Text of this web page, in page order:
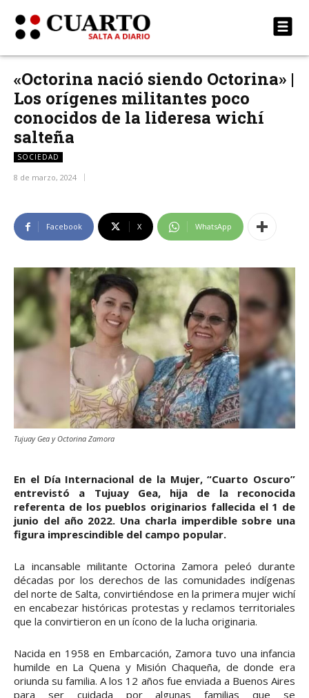
«Octorina nació siendo Octorina» |
Los orígenes militantes poco
conocidos de la lideresa wichí
salteña
SOCIEDAD
8 de marzo, 2024
Facebook X WhatsApp
Tujuay Gea y Octorina Zamora
En el Día Internacional de la Mujer, “Cuarto Oscuro”
entrevistó a Tujuay Gea, hija de la reconocida
referenta de los pueblos originarios fallecida el 1 de
junio del año 2022. Una charla imperdible sobre una
figura imprescindible del campo popular.
La incansable militante Octorina Zamora peleó durante
décadas por los derechos de las comunidades indígenas
del norte de Salta, convirtiéndose en la primera mujer wichí
en encabezar históricas protestas y reclamos territoriales
que la convirtieron en un ícono de la lucha originaria.
Nacida en 1958 en Embarcación, Zamora tuvo una infancia
humilde en La Quena y Misión Chaqueña, de donde era
oriunda su familia. A los 12 años fue enviada a Buenos Aires
para ser cuidada por algunas familias que se